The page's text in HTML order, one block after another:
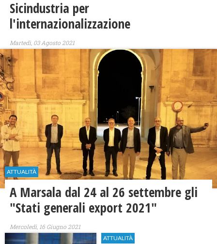
Sicindustria per
l'internazionalizzazione
Martedì, 03 Agosto 2021
ATTUALITÀ
A Marsala dal 24 al 26 settembre gli
"Stati generali export 2021"
Mercoledì, 16 Giugno 2021
ATTUALITÀ